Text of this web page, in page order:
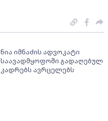
ნია იმნაძის ადვოკატი
საავადმყოფოში გადაღებულ
კადრებს ავრცელებს